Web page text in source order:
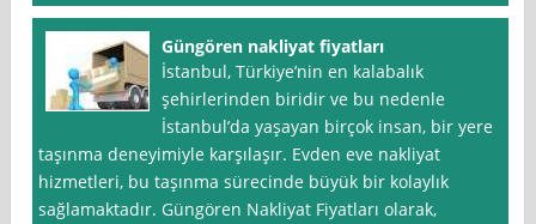
Güngören nakliyat fiyatları
İstanbul, Türkiye’nin en kalabalık
şehirlerinden biridir ve bu nedenle
İstanbul’da yaşayan birçok insan, bir yere
taşınma deneyimiyle karşılaşır. Evden eve nakliyat
hizmetleri, bu taşınma sürecinde büyük bir kolaylık
sağlamaktadır. Güngören Nakliyat Fiyatları olarak,